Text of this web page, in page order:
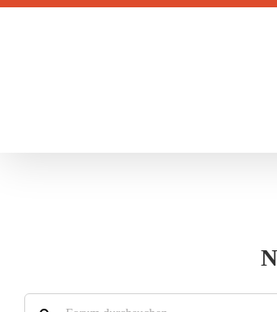
Zum